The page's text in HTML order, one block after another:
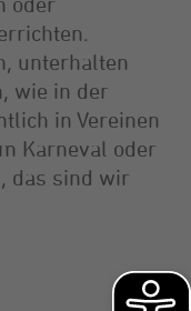
unterhalten
wie in der
in Vereinen
Karneval oder
das sind wir